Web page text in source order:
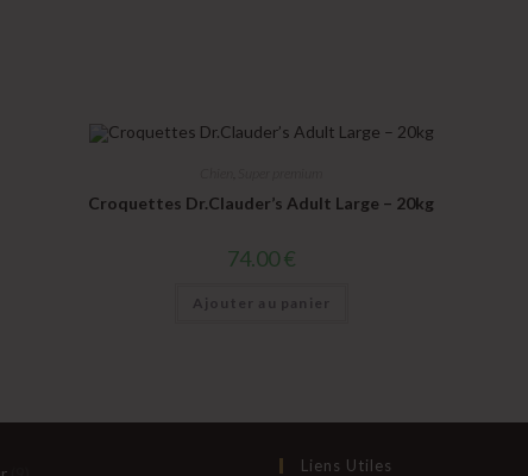
Croquettes Dr.Clauder’s Adult Large – 20kg
74.00€
Ajouter au panier
Liens Utiles